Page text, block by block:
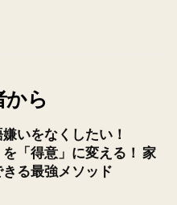
から
嫌いをなくしたい！
を「得意」に変える！ 家
る最強メソッド